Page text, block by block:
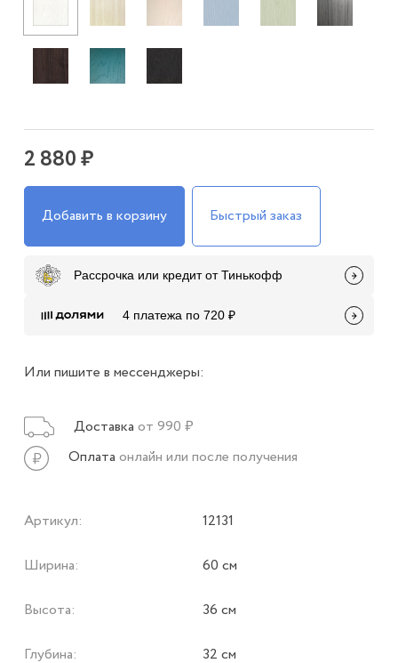
2 880 ₽
Добавить в корзину Быстрый заказ
Рассрочка или кредит от Тинькофф
4 платежа по 720 ₽
Или пишите в мессенджеры:
Доставка от 990 ₽
Оплата онлайн или после получения
Артикул: 12131
Ширина: 60 см
Высота: 36 см
Глубина: 32 см